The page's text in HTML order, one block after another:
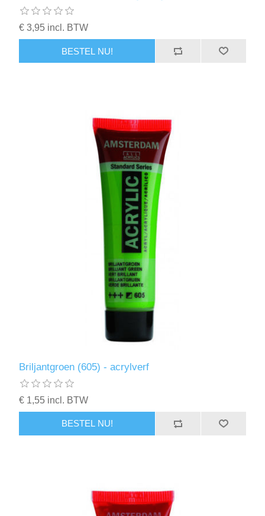
€ 3,95 incl. BTW
BESTEL NU!
Briljantgroen (605) - acrylverf
€ 1,55 incl. BTW
BESTEL NU!